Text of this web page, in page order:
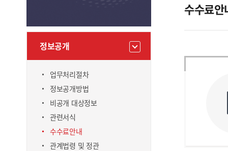
정보공개
업무처리절차
정보공개방법
비공개 대상정보
관련서식
수수료안내
관계법령 및 정관
수수료안